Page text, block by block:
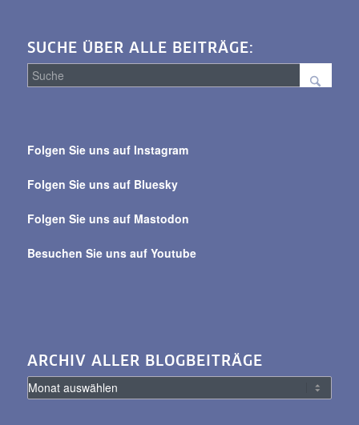
SUCHE ÜBER ALLE BEITRÄGE:
alle
Folgen Sie uns auf Instagram
Folgen Sie uns auf Bluesky
Folgen Sie uns auf Mastodon
Besuchen Sie uns auf Youtube
ARCHIV ALLER BLOGBEITRÄGE